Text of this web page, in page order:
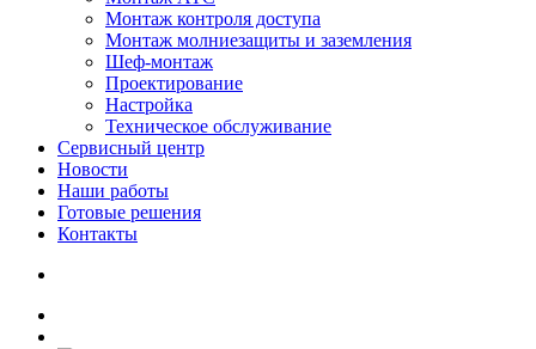
Монтаж контроля доступа
Монтаж молниезащиты и заземления
Шеф-монтаж
Проектирование
Настройка
Техническое обслуживание
Сервисный центр
Новости
Наши работы
Готовые решения
Контакты